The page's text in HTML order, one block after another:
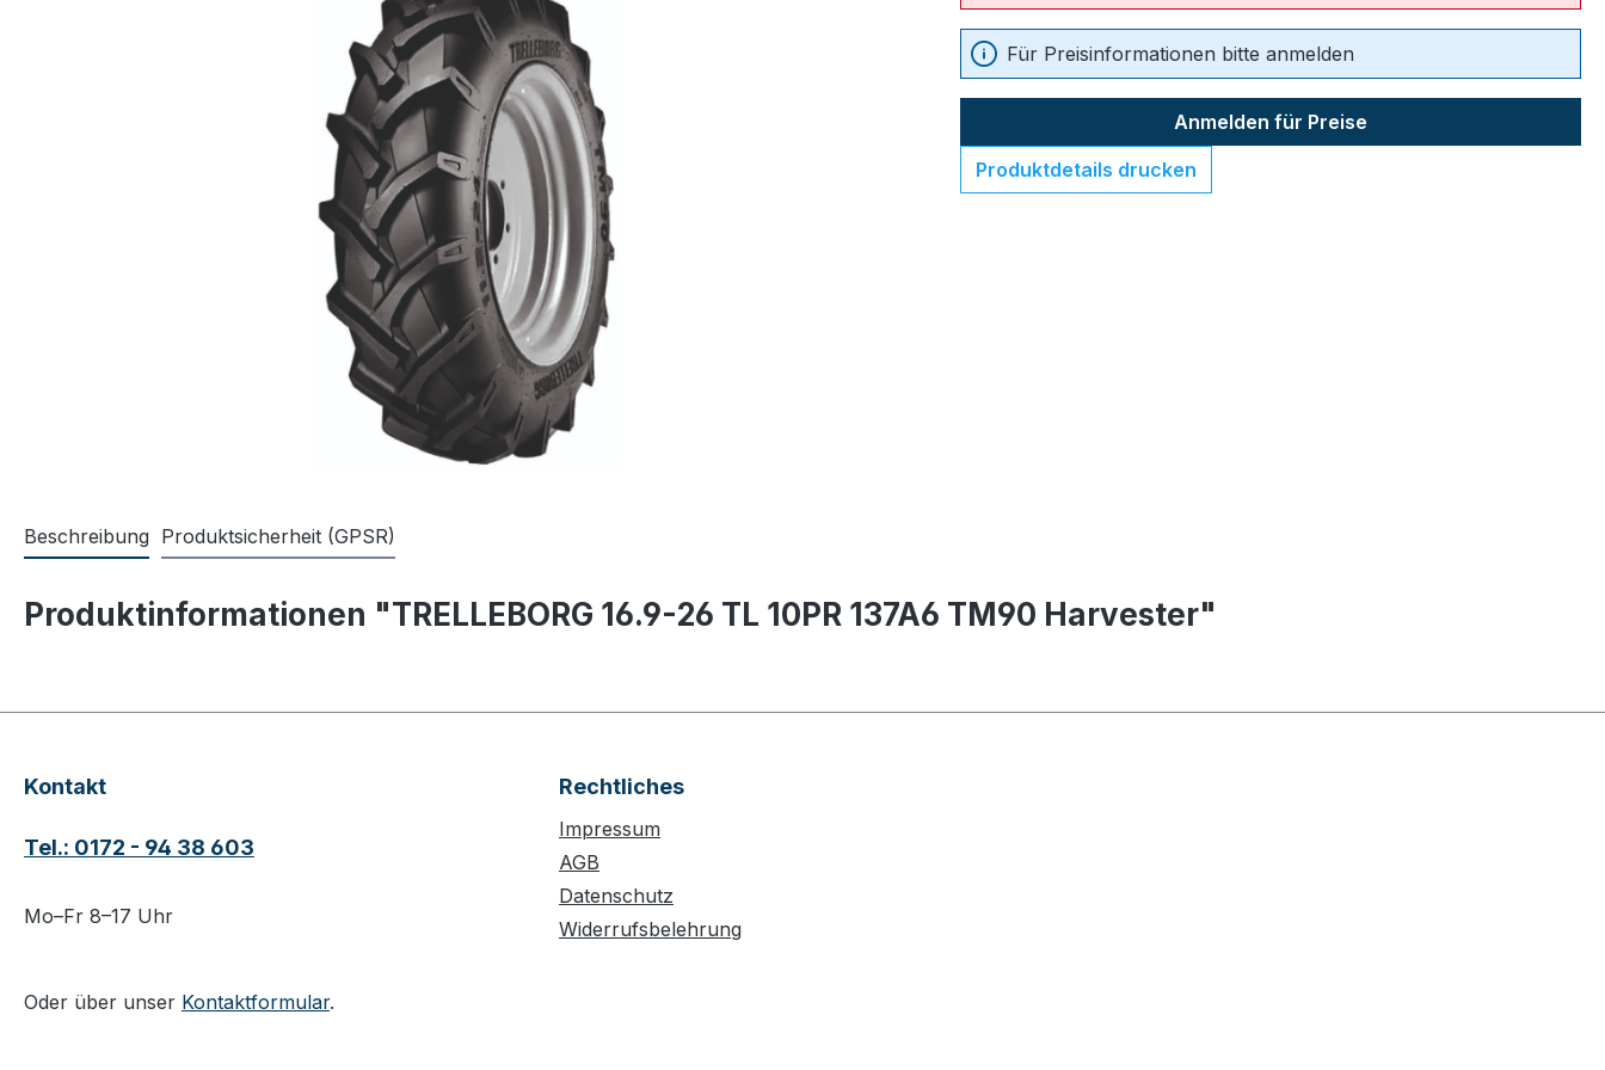
Für Preisinformationen bitte anmelden
Anmelden für Preise
Produktdetails drucken
Beschreibung Produktsicherheit (GPSR)
Produktinformationen "TRELLEBORG 16.9-26 TL 10PR 137A6 TM90 Harvester"
Kontakt
Tel.: 0172 - 94 38 603
Mo–Fr 8–17 Uhr
Oder über unser Kontaktformular.
Rechtliches
Impressum
AGB
Datenschutz
Widerrufsbelehrung